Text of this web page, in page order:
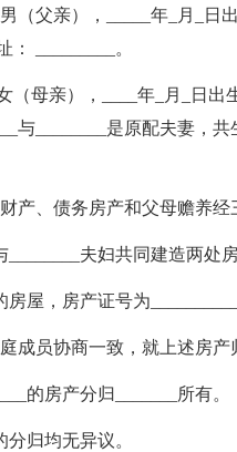
男（父亲），_____年_月_日
： _________。
（母亲），____年_月_日出
与________是原配夫妻，共
产、债务房产和父母赡养经
________夫妇共同建造两处
房屋，房产证号为__________
成员协商一致，就上述房产
的房产分归_______所有。
分归均无异议。